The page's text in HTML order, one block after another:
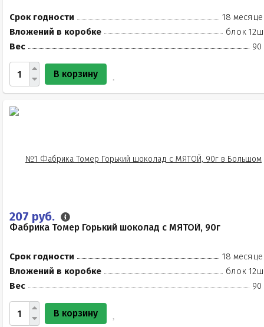
Срок годности
18
Вложений в коробке
блок
Вес
90
В корзину
207 руб.
Фабрика Томер Горький шоколад с МЯТОЙ, 90г
Срок годности
18
Вложений в коробке
блок
Вес
90
В корзину